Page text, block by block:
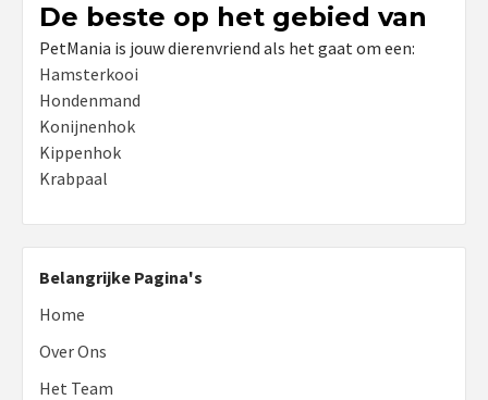
De beste op het gebied van
PetMania is jouw dierenvriend als het gaat om een:
Hamsterkooi
Hondenmand
Konijnenhok
Kippenhok
Krabpaal
Belangrijke Pagina's
Home
Over Ons
Het Team